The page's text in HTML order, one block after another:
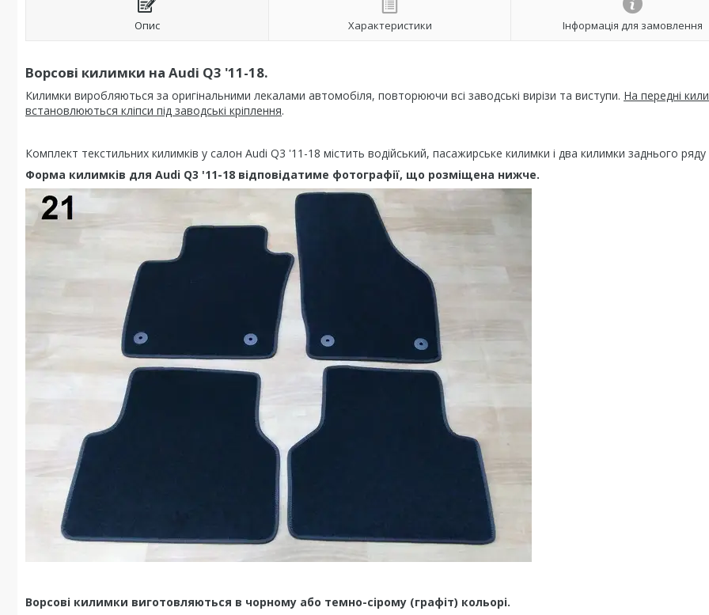
Опис Характеристики Інформація для замовлення
Ворсові килимки на Audi Q3 '11-18.
Килимки виробляються за оригінальними лекалами автомобіля, повторюючи всі заводські вирізи та виступи. На передні
встановлюються кліпси під заводські кріплення.
Комплект текстильних килимків у салон Audi Q3 '11-18 містить водійський, пасажирське килимки і два килимки заднього ряду
Форма килимків для Audi Q3 '11-18 відповідатиме фотографії, що розміщена нижче.
Ворсові килимки виготовляються в чорному або темно-сірому (графіт) кольорі.